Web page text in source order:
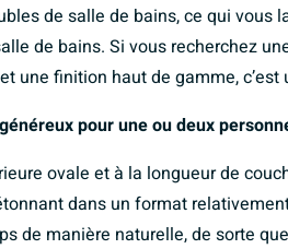
de salle de bains, ce qui vous
de bains. Si vous recherchez
une finition haut de gamme,
pour une ou deux
ovale et à la longueur de
dans un format
de manière naturelle, de sorte